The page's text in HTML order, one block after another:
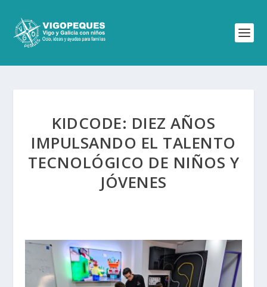
KIDCODE: DIEZ AÑOS
IMPULSANDO EL TALENTO
TECNOLÓGICO DE NIÑOS Y
JÓVENES